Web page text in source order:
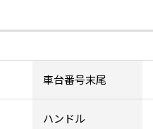
車台番号末尾
ハンドル